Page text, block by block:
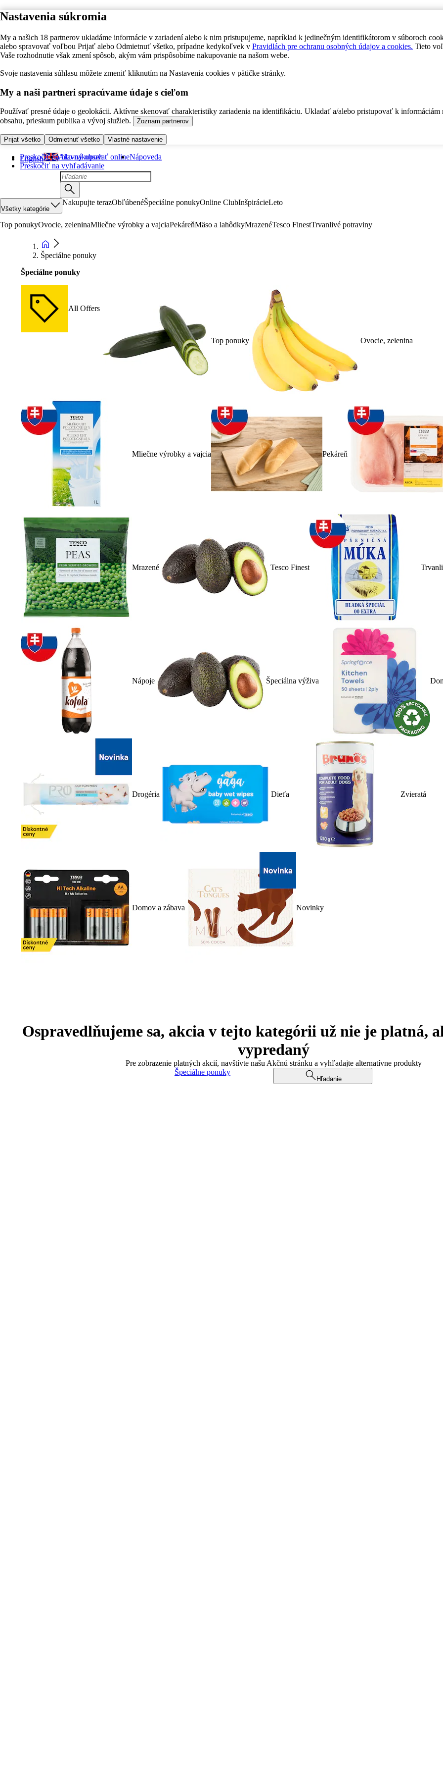
Nastavenia súkromia
My a našich 18 partnerov ukladáme informácie v zariadení alebo k nim pristupujeme, napríklad k jedinečným identifikátorom v súboroch
alebo spravovať voľbou Prijať alebo Odmietnuť všetko, prípadne kedykoľvek v Pravidlách pre ochranu osobných údajov a cookies. Tieto
Vaše rozhodnutie však zmení spôsob, akým vám prispôsobíme nakupovanie na našom webe.
Svoje nastavenia súhlasu môžete zmeniť kliknutím na Nastavenia cookies v pätičke stránky.
My a naši partneri spracúvame údaje s cieľom
Používať presné údaje o geolokácii. Aktívne skenovať charakteristiky zariadenia na identifikáciu. Ukladať a/alebo pristupovať k informáciám
obsahu, prieskum publika a vývoj služieb.
Zoznam partnerov
Prijať všetko Odmietnuť všetko Vlastné nastavenie
Preskočiť na hlavný obsah
Preskočiť na vyhľadávanie
English Ako nakupovať onlineNápoveda
Všetky kategórie
Nakupujte terazObľúbenéŠpeciálne ponukyOnline ClubInšpirácieLeto
Top ponukyOvocie, zeleninaMliečne výrobky a vajciaPekáreňMäso a lahôdkyMrazenéTesco FinestTrvanlivé potraviny
Špeciálne ponuky
Špeciálne ponuky
All Offers
Top ponuky Ovocie, zelenina
Mliečne výrobky a vajcia Pekáreň
Mrazené Tesco Finest
Nápoje Špeciálna výživa
Drogéria Dieťa Zvieratá
Domov a zábava Novinky
Ospravedlňujeme sa, akcia v tejto kategórii už nie je platná,
vypredaný
Pre zobrazenie platných akcií, navštívte našu Akčnú stránku a vyhľadajte alternatívne produkty
Špeciálne ponuky
Hľadanie